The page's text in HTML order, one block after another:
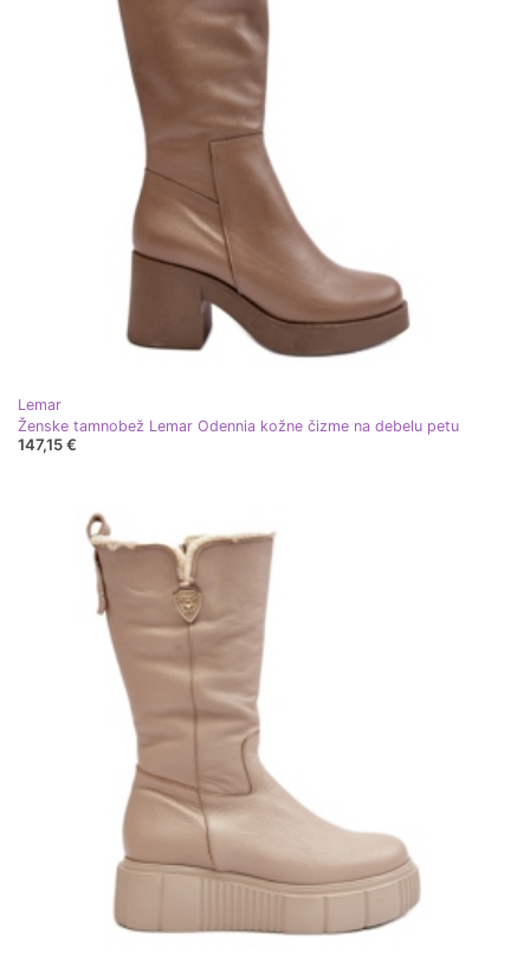
Lemar
Ženske tamnobež Lemar Odennia kožne čizme na debelu petu
147,15 €